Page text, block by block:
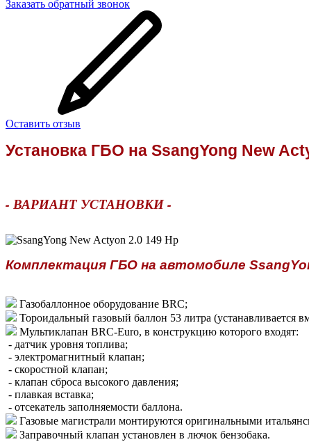
Заказать обратный звонок
Оставить отзыв
Установка ГБО на SsangYong New
- ВАРИАНТ УСТАНОВКИ -
Комплектация ГБО на автомобиле
Газобаллонное оборудование BRC;
Тороидальный газовый баллон 53 литра (устанавливается
Мультиклапан BRC-Euro, в конструкцию которого входят:
- датчик уровня топлива;
- электромагнитный клапан;
- скоростной клапан;
- клапан сброса высокого давления;
- плавкая вставка;
- отсекатель заполняемости баллона.
Газовые магистрали монтируются оригинальными
Заправочный клапан установлен в лючок бензобака.